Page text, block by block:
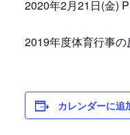
2020年2月21日(金)
2019年度体育行事の
カレンダーに追